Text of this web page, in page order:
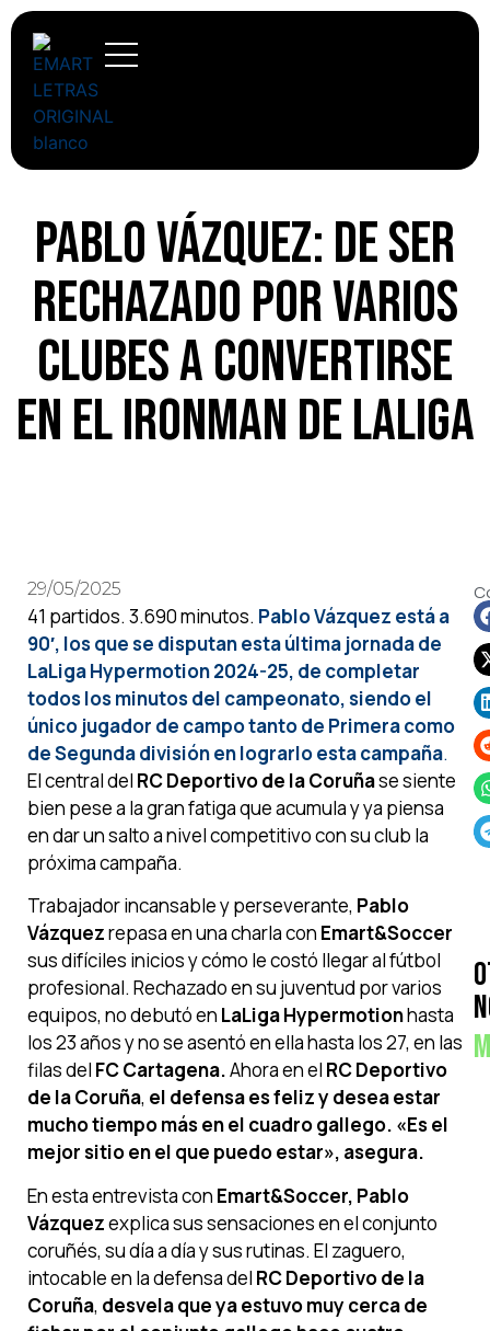
Pablo Vázquez: de ser
rechazado por varios
clubes a convertirse
en el ironman de LaLiga
29/05/2025
41 partidos. 3.690 minutos. Pablo Vázquez está a
90′, los que se disputan esta última jornada de
LaLiga Hypermotion 2024-25, de completar
todos los minutos del campeonato, siendo el
único jugador de campo tanto de Primera como
de Segunda división en lograrlo esta campaña.
El central del RC Deportivo de la Coruñase siente
bien pese a la gran fatiga que acumula y ya piensa
en dar un salto a nivel competitivo con su club la
próxima campaña.
Trabajador incansable y perseverante, Pablo
Vázquezrepasa en una charla con Emart&Soccer
sus difíciles inicios y cómo le costó llegar al fútbol
profesional. Rechazado en su juventud por varios
equipos, no debutó en LaLiga Hypermotionhasta
los 23 años y no se asentó en ella hasta los 27, en las
filas del FC Cartagena.Ahora en el RC Deportivo
de la Coruña, el defensa es feliz y desea estar
mucho tiempo más en el cuadro gallego. «Es el
mejor sitio en el que puedo estar», asegura.
En esta entrevista con Emart&Soccer, Pablo
Vázquezexplica sus sensaciones en el conjunto
coruñés, su día a día y sus rutinas. El zaguero,
intocable en la defensa del RC Deportivo de la
Coruña, desvela que ya estuvo muy cerca de